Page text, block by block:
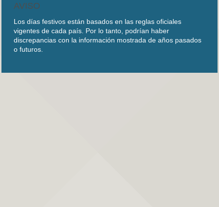
AVISO
Los días festivos están basados en las reglas oficiales
vigentes de cada país. Por lo tanto, podrían haber
discrepancias con la información mostrada de años pasados
o futuros.